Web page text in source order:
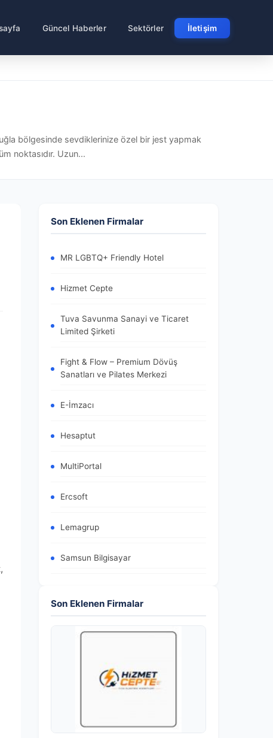
Güncel Haberler Sektörler İletişim
bölgesinde sevdiklerinize özel bir jest yapmak
noktasıdır. Uzun...
Son Eklenen Firmalar
MR LGBTQ+ Friendly Hotel
Hizmet Cepte
Tuva Savunma Sanayi ve Ticaret
Limited Şirketi
Fight & Flow – Premium Dövüş
Sanatları ve Pilates Merkezi
E-İmzacı
Hesaptut
MultiPortal
Ercsoft
Lemagrup
Samsun Bilgisayar
Son Eklenen Firmalar